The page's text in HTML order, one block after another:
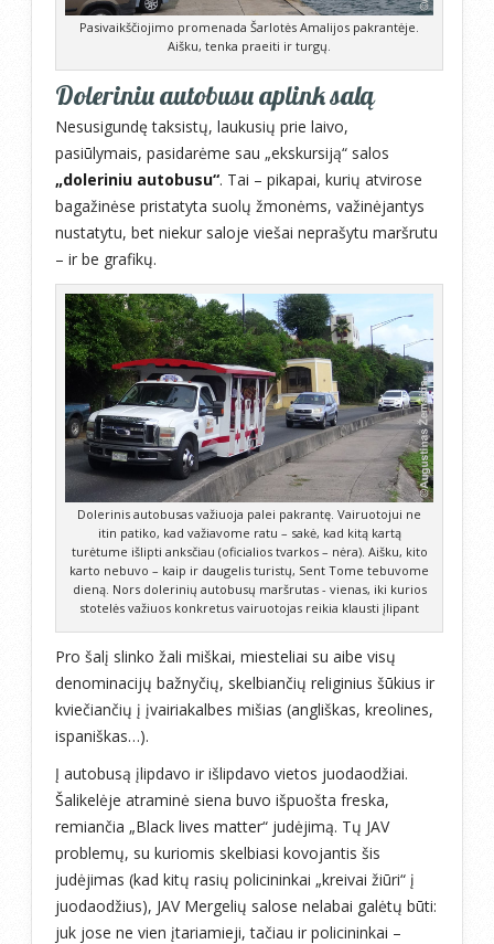
Pasivaikščiojimo promenada Šarlotės Amalijos pakrantėje.
Aišku, tenka praeiti ir turgų.
Doleriniu autobusu aplink salą
Nesusigundę taksistų, laukusių prie laivo,
pasiūlymais, pasidarėme sau „ekskursiją“ salos
„doleriniu autobusu“. Tai – pikapai, kurių atvirose
bagažinėse pristatyta suolų žmonėms, važinėjantys
nustatytu, bet niekur saloje viešai neprašytu maršrutu
– ir be grafikų.
Dolerinis autobusas važiuoja palei pakrantę. Vairuotojui ne
itin patiko, kad važiavome ratu – sakė, kad kitą kartą
turėtume išlipti anksčiau (oficialios tvarkos – nėra). Aišku, kito
karto nebuvo – kaip ir daugelis turistų, Sent Tome tebuvome
dieną. Nors dolerinių autobusų maršrutas - vienas, iki kurios
stotelės važiuos konkretus vairuotojas reikia klausti įlipant
Pro šalį slinko žali miškai, miesteliai su aibe visų
denominacijų bažnyčių, skelbiančių religinius šūkius ir
kviečiančių į įvairiakalbes mišias (angliškas, kreolines,
ispaniškas…).
Į autobusą įlipdavo ir išlipdavo vietos juodaodžiai.
Šalikelėje atraminė siena buvo išpuošta freska,
remiančia „Black lives matter“ judėjimą. Tų JAV
problemų, su kuriomis skelbiasi kovojantis šis
judėjimas (kad kitų rasių policininkai „kreivai žiūri“ į
juodaodžius), JAV Mergelių salose nelabai galėtų būti:
juk jose ne vien įtariamieji, tačiau ir policininkai –